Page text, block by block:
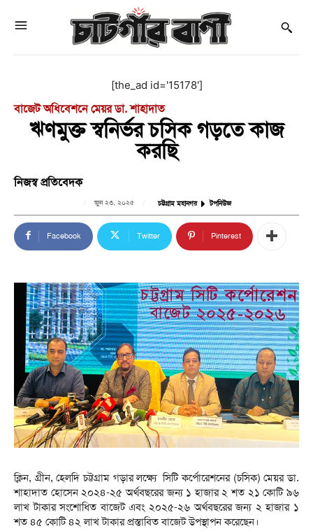
[the_ad id='15178']
বাজেট অধিবেশনে মেয়র ডা. শাহাদাত
ঋণমুক্ত স্বনির্ভর চসিক গড়তে কাজ
করছি
নিজস্ব প্রতিবেদক
জুন ২৩, ২০২৫ চট্টগ্রাম মহানগর টপনিউজ
Facebook Twitter Pinterest
ক্লিন, গ্রীন, হেলদি চট্টগ্রাম গড়ার লক্ষ্যে সিটি কর্পোরেশনের (চসিক) মেয়র ডা.
শাহাদাত হোসেন ২০২৪-২৫ অর্থবছরের জন্য ১ হাজার ২ শত ২১ কোটি ৯৬
লাখ টাকার সংশোধিত বাজেট এবং ২০২৫-২৬ অর্থবছরের জন্য ২ হাজার ১
শত ৪৫ কোটি ৪২ লাখ টাকার প্রস্তাবিত বাজেট উপস্থাপন করেছেন।